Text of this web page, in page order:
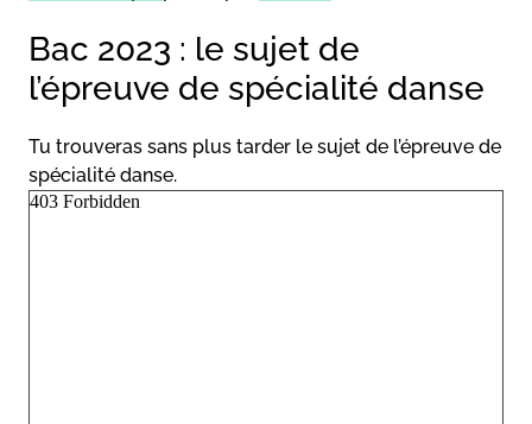
Bac 2023 : le sujet de
l’épreuve de spécialité danse
Tu trouveras sans plus tarder le sujet de l’épreuve de
spécialité danse.